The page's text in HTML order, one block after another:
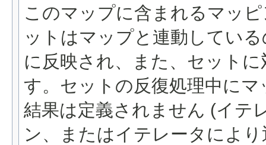
このマップに含まれるマッ
ットはマップと連動してい
に反映され、また、セット
す。セットの反復処理中に
結果は定義されません (イテ
ン、またはイテレータによ